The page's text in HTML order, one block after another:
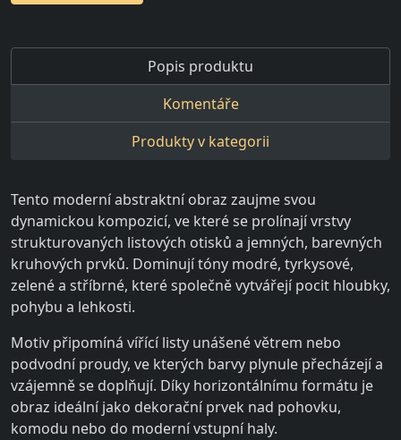
Popis produktu
Komentáře
Produkty v kategorii
Tento moderní abstraktní obraz zaujme svou
dynamickou kompozicí, ve které se prolínají vrstvy
strukturovaných listových otisků a jemných, barevných
kruhových prvků. Dominují tóny modré, tyrkysové,
zelené a stříbrné, které společně vytvářejí pocit hloubky,
pohybu a lehkosti.
Motiv připomíná vířící listy unášené větrem nebo
podvodní proudy, ve kterých barvy plynule přecházejí a
vzájemně se doplňují. Díky horizontálnímu formátu je
obraz ideální jako dekorační prvek nad pohovku,
komodu nebo do moderní vstupní haly.